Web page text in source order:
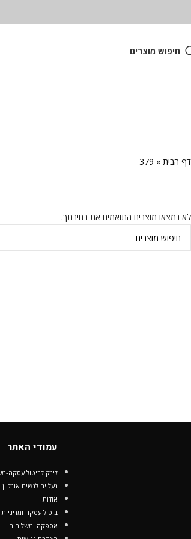
חיפוש מוצרים
דף הבית »
379
לא נמצאו מוצרים התואמים את בחירתך.
עמודי האתר
לינק לביטול עסקה-
נעליים לנשים אונליין
אודות
ביטול עסקה
אספקה ומשלוחים